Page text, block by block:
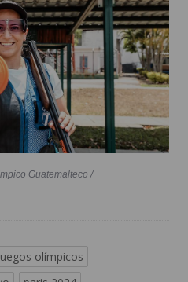
Guatemalteco /
olímpicos